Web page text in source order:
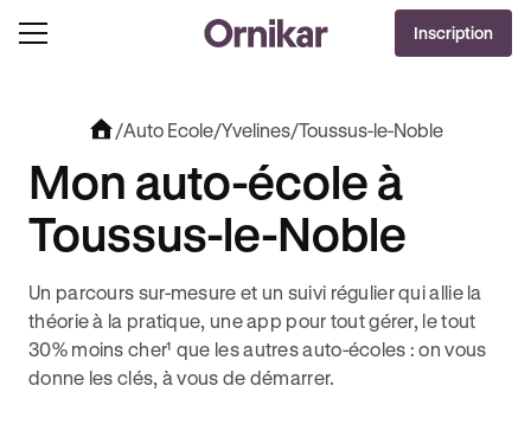
OFFRE EXCLUSIVE
JUSQU’À 170€ OFFERTS AVEC
J'EN PROFITE !
Inscription
/Auto Ecole/Yvelines/Toussus-le-Noble
Mon auto-école à
Toussus-le-Noble
Un parcours sur-mesure et un suivi régulier qui allie la
théorie à la pratique, une app pour tout gérer, le tout
30% moins cher¹ que les autres auto-écoles : on vous
donne les clés, à vous de démarrer.